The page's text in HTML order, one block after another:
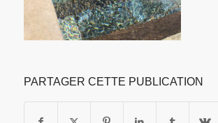
PARTAGER CETTE PUBLICATION